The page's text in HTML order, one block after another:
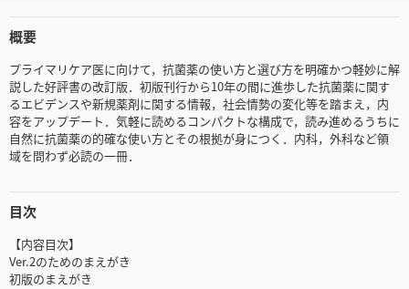
概要
プライマリケア医に向けて，抗菌薬の使い方と選び方を明確かつ軽妙に解
説した好評書の改訂版．初版刊行から10年の間に進歩した抗菌薬に関す
るエビデンスや新規薬剤に関する情報，社会情勢の変化等を踏まえ，内
容をアップデート．気軽に読めるコンパクトな構成で，読み進めるうちに
自然に抗菌薬の的確な使い方とその根拠が身につく．内科，外科など領
域を問わず必読の一冊．
目次
【内容目次】
Ver.2のためのまえがき
初版のまえがき